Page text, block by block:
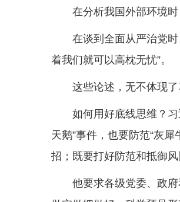
在分析我国外部环境
在谈到全面从严治党
着我们就可以高枕无忧”。
这些论述，无不体现
如何用好底线思维？
天鹅”事件，也要防范“灰
招；既要打好防范和抵御
他要求各级党委、政